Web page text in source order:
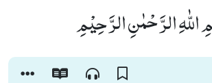
اللّٰهِ الرَّحْمٰنِ الرَّحِیْمِ